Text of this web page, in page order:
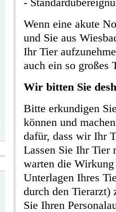
Wenn eine akute
und Sie aus
Ihr Tier
auch ein so großes
Wir bitten Sie
Bitte erkundigen
können und
dafür, dass wir Ihr
Lassen Sie Ihr Tier
warten die
Unterlagen Ihres
durch den Tierarzt)
Sie Ihren